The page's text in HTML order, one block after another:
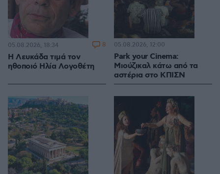
Η Λευκάδα τιμά τον
ηθοποιό Ηλία Λογοθέτη
05.08.2026, 18:34 8
Park your Cinema:
Μιούζικαλ κάτω από τα
αστέρια στο ΚΠΙΣΝ
05.08.2026, 12:00